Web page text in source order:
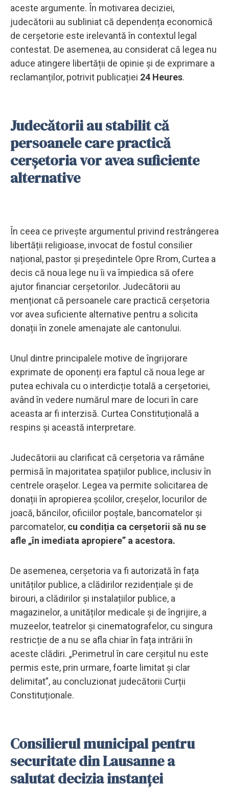
aceste argumente. În motivarea deciziei,
judecătorii au subliniat că dependența economică
de cerșetorie este irelevantă în contextul legal
contestat. De asemenea, au considerat că legea nu
aduce atingere libertății de opinie și de exprimare a
reclamanților, potrivit publicației 24 Heures.
Judecătorii au stabilit că
persoanele care practică
cerșetoria vor avea suficiente
alternative
În ceea ce privește argumentul privind restrângerea
libertății religioase, invocat de fostul consilier
național, pastor și președintele Opre Rrom, Curtea a
decis că noua lege nu îi va împiedica să ofere
ajutor financiar cerșetorilor. Judecătorii au
menționat că persoanele care practică cerșetoria
vor avea suficiente alternative pentru a solicita
donații în zonele amenajate ale cantonului.
Unul dintre principalele motive de îngrijorare
exprimate de oponenți era faptul că noua lege ar
putea echivala cu o interdicție totală a cerșetoriei,
având în vedere numărul mare de locuri în care
aceasta ar fi interzisă. Curtea Constituțională a
respins și această interpretare.
Judecătorii au clarificat că cerșetoria va rămâne
permisă în majoritatea spațiilor publice, inclusiv în
centrele orașelor. Legea va permite solicitarea de
donații în apropierea școlilor, creșelor, locurilor de
joacă, băncilor, oficiilor poștale, bancomatelor și
parcomatelor, cu condiția ca cerșetorii să nu se
afle „în imediata apropiere” a acestora.
De asemenea, cerșetoria va fi autorizată în fața
unităților publice, a clădirilor rezidențiale și de
birouri, a clădirilor și instalațiilor publice, a
magazinelor, a unităților medicale și de îngrijire, a
muzeelor, teatrelor și cinematografelor, cu singura
restricție de a nu se afla chiar în fața intrării în
aceste clădiri. „Perimetrul în care cerșitul nu este
permis este, prin urmare, foarte limitat și clar
delimitat”, au concluzionat judecătorii Curții
Constituționale.
Consilierul municipal pentru
securitate din Lausanne a
salutat decizia instanței